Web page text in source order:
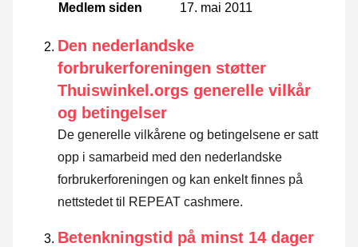
Medlem siden
17. mai 2011
Den nederlandske
forbrukerforeningen støtter
Thuiswinkel.orgs generelle vilkår
og betingelser
De generelle vilkårene og betingelsene er satt
opp i samarbeid med den nederlandske
forbrukerforeningen og kan enkelt finnes på
nettstedet til REPEAT cashmere.
Betenkningstid på minst 14 dager